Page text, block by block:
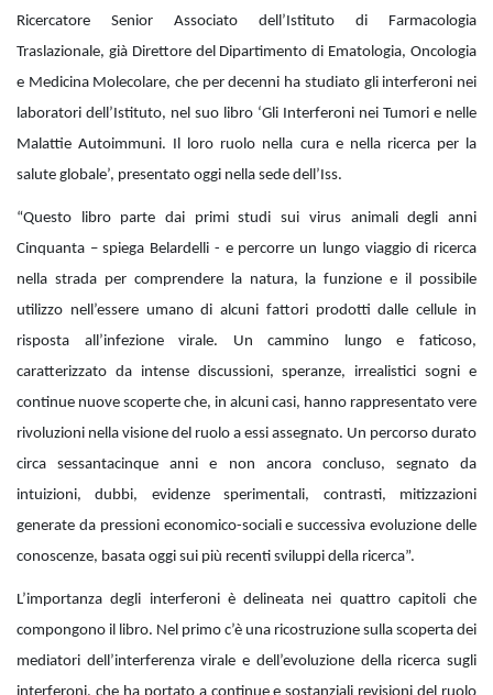
Ricercatore Senior Associato dell’Istituto di Farmacologia
Traslazionale, già Direttore del Dipartimento di Ematologia, Oncologia
e Medicina Molecolare, che per decenni ha studiato gli interferoni nei
laboratori dell’Istituto, nel suo libro ‘Gli Interferoni nei Tumori e nelle
Malattie Autoimmuni. Il loro ruolo nella cura e nella ricerca per la
salute globale’, presentato oggi nella sede dell’Iss.
“Questo libro parte dai primi studi sui virus animali degli anni
Cinquanta – spiega Belardelli - e percorre un lungo viaggio di ricerca
nella strada per comprendere la natura, la funzione e il possibile
utilizzo nell’essere umano di alcuni fattori prodotti dalle cellule in
risposta all’infezione virale. Un cammino lungo e faticoso,
caratterizzato da intense discussioni, speranze, irrealistici sogni e
continue nuove scoperte che, in alcuni casi, hanno rappresentato vere
rivoluzioni nella visione del ruolo a essi assegnato. Un percorso durato
circa sessantacinque anni e non ancora concluso, segnato da
intuizioni, dubbi, evidenze sperimentali, contrasti, mitizzazioni
generate da pressioni economico-sociali e successiva evoluzione delle
conoscenze, basata oggi sui più recenti sviluppi della ricerca”.
L’importanza degli interferoni è delineata nei quattro capitoli che
compongono il libro. Nel primo c’è una ricostruzione sulla scoperta dei
mediatori dell’interferenza virale e dell’evoluzione della ricerca sugli